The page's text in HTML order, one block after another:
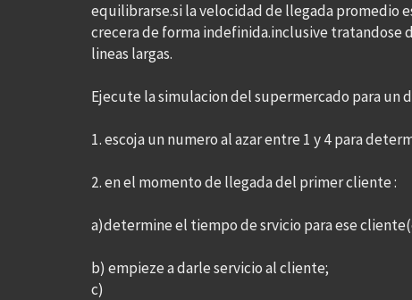
equilibrarse.si la velocidad de llegada promedio
crecera de forma indefinida.inclusive tratandose
lineas largas.
Ejecute la simulacion del supermercado para un
1. escoja un numero al azar entre 1 y 4 para
2. en el momento de llegada del primer cliente :
a)determine el tiempo de srvicio para ese
b) empieze a darle servicio al cliente;
c)